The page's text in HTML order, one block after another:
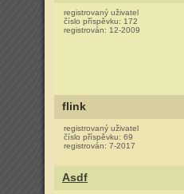
registrovaný uživatel
číslo příspěvku: 172
registrován: 12-2009
flink
registrovaný uživatel
číslo příspěvku: 69
registrován: 7-2017
Asdf